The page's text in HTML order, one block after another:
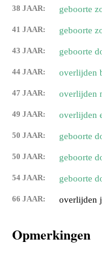
38 JAAR: geboorte
41 JAAR: geboorte
43 JAAR: geboorte
44 JAAR: overlijden
47 JAAR: overlijden
49 JAAR: overlijden
50 JAAR: geboorte
50 JAAR: geboorte
54 JAAR: geboorte
66 JAAR: overlijden
Opmerkingen